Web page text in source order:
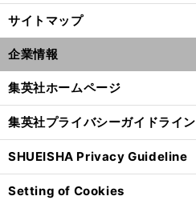
サイトマップ
企業情報
集英社ホームページ
集英社プライバシーガイドライン
SHUEISHA Privacy Guideline
Setting of Cookies